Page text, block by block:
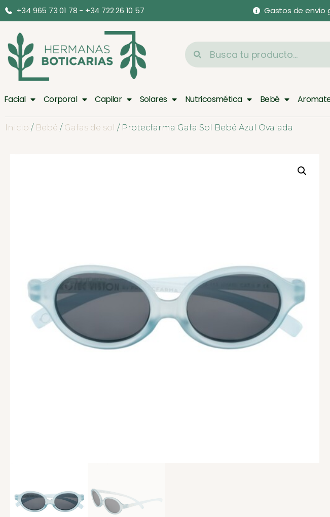
+34 965 73 01 78 - +34 722 26 10 57 Gastos de envío
Facial Corporal Capilar Solares Nutricosmética Bebé
Inicio / Bebé / Gafas de sol / Protecfarma Gafa Sol Bebé Azul Ovalada